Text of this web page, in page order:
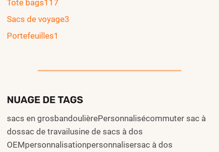
Tote bags117
Sacs de voyage3
Portefeuilles1
NUAGE DE TAGS
sacs en grosbandoulièrePersonnalisécommuter sac à
dossac de travailusine de sacs à dos
OEMpersonnalisationpersonnalisersac à dos